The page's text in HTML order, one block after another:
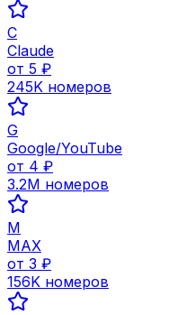
C
Claude
от 5 ₽
245K номеров
G
Google/YouTube
от 4 ₽
3.2M номеров
M
MAX
от 3 ₽
156K номеров